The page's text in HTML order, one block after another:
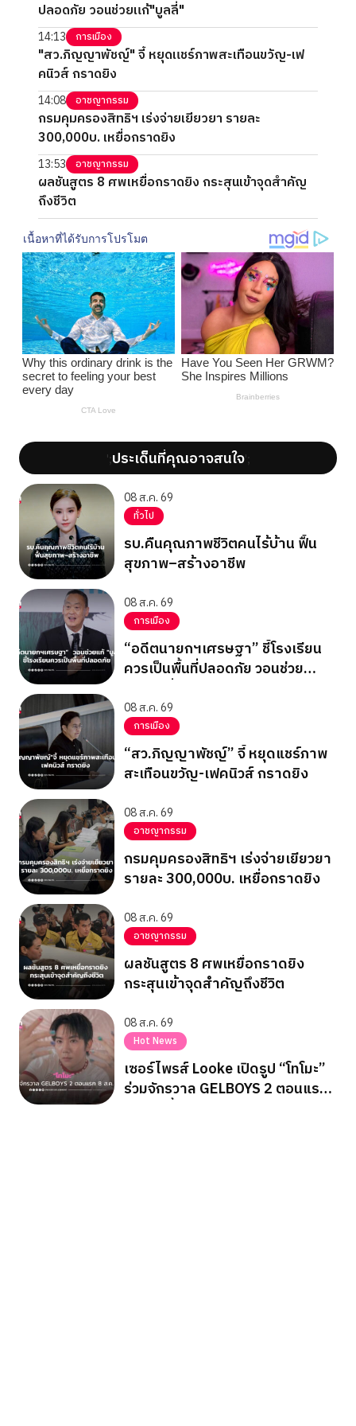
ปลอดภัย วอนช่วยแก้"บูลลี่"
14:13 การเมือง
"สว.ภิญญาพัชญ์" จี้ หยุดแชร์ภาพสะเทือนขวัญ-เฟ
คนิวส์ กราดยิง
14:08 อาชญากรรม
กรมคุมครองสิทธิฯ เร่งจ่ายเยียวยา รายละ
300,000บ. เหยื่อกราดยิง
13:53 อาชญากรรม
ผลชันสูตร 8 ศพเหยื่อกราดยิง กระสุนเข้าจุดสำคัญ
ถึงชีวิต
';ประเด็นที่คุณอาจสนใจ';
08 ส.ค. 69
ทั่วไป
รบ.คืนคุณภาพชีวิตคนไร้บ้าน ฟื้น
สุขภาพ–สร้างอาชีพ
08 ส.ค. 69
การเมือง
“อดีตนายกฯเศรษฐา” ชี้โรงเรียน
ควรเป็นพื้นที่ปลอดภัย วอนช่วย
08 ส.ค. 69
การเมือง
“สว.ภิญญาพัชญ์” จี้ หยุดแชร์ภาพ
สะเทือนขวัญ-เฟคนิวส์ กราดยิง
08 ส.ค. 69
อาชญากรรม
กรมคุมครองสิทธิฯ เร่งจ่ายเยียวยา
รายละ 300,000บ. เหยื่อกราดยิง
08 ส.ค. 69
อาชญากรรม
ผลชันสูตร 8 ศพเหยื่อกราดยิง
กระสุนเข้าจุดสำคัญถึงชีวิต
08 ส.ค. 69
Hot News
เซอร์ไพรส์ Looke เปิดรูป “โทโมะ”
ร่วมจักรวาล GELBOYS 2 ตอนแรก